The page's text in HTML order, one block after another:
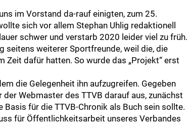
im Vorstand da-rauf einigten, zum 25.
sich vor allem Stephan Uhlig redaktionell
schwer und verstarb 2020 leider viel zu früh.
weiterer Sportfreunde, weil die, die
Zeit dafür hatten. So wurde das „Projekt“ erst
die Gelegenheit ihn aufzugreifen. Gegeben
Webmaster des TTVB darauf aus, zunächst
für die TTVB-Chronik als Buch sein sollte.
für Öffentlichkeitsarbeit unseres Verbandes